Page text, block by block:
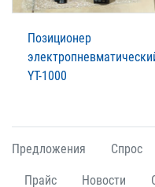
Позиционер
YT-1000
Предложения Спрос
Прайс Новости